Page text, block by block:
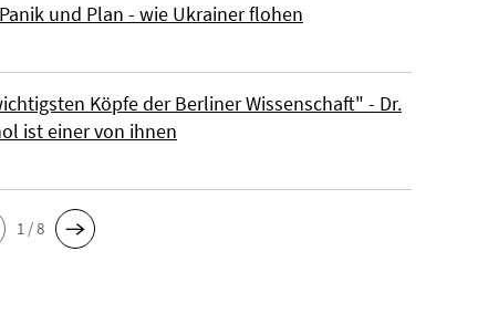
und Plan - wie Ukrainer flohen
Köpfe der Berliner Wissenschaft" - Dr.
ist einer von ihnen
1 / 8